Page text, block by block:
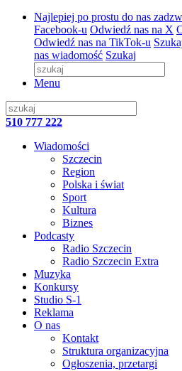
Najlepiej po prostu do nas
Facebook-u Odwiedź nas na X
Odwiedź nas na TikTok-u
nas wiadomość Szukaj
Menu
510 777 222
Wiadomości
Szczecin
Region
Polska i świat
Sport
Kultura
Biznes
Podcasty
Radio Szczecin
Radio Szczecin Extra
Muzyka
Konkursy
Studio S-1
Reklama
O nas
Kontakt
Struktura organizacyjna
Ogłoszenia, przetargi